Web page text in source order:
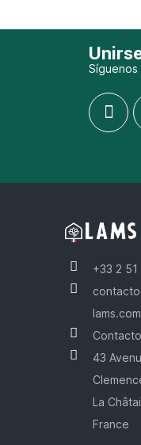
+33 2
lams.com
Contacto
43
La
France